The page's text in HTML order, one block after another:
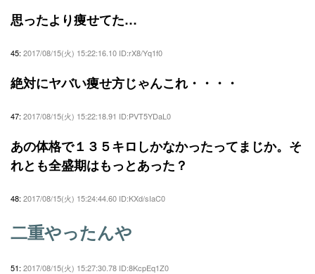
思ったより痩せてた…
45: 2017/08/15(火) 15:22:16.10 ID:rX8/Yq1f0
絶対にヤバい痩せ方じゃんこれ・・・・
47: 2017/08/15(火) 15:22:18.91 ID:PVT5YDaL0
あの体格で１３５キロしかなかったってまじか。そ
れとも全盛期はもっとあった？
48: 2017/08/15(火) 15:24:44.60 ID:KXd/sIaC0
二重やったんや
51: 2017/08/15(火) 15:27:30.78 ID:8KcpEq1Z0